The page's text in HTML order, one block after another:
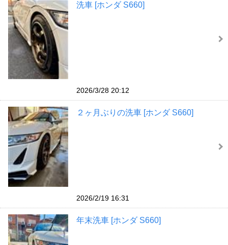
洗車 [ホンダ S660]
2026/3/28 20:12
２ヶ月ぶりの洗車 [ホンダ S660]
2026/2/19 16:31
年末洗車 [ホンダ S660]